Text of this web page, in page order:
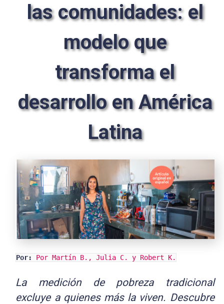
las comunidades: el
modelo que
transforma el
desarrollo en América
Latina
Por: Por Martín B., Julia C. y Robert K.
La medición de pobreza tradicional
excluye a quienes más la viven. Descubre